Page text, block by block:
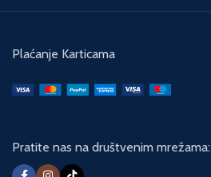
Plaćanje Karticama
Pratite nas na društvenim mrežama: